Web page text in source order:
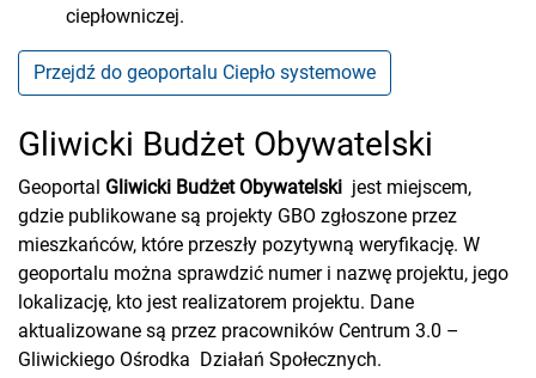
ciepłowniczej.
Przejdź do geoportalu Ciepło systemowe
Gliwicki Budżet Obywatelski
Geoportal Gliwicki Budżet Obywatelski jest miejscem,
gdzie publikowane są projekty GBO zgłoszone przez
mieszkańców, które przeszły pozytywną weryfikację. W
geoportalu można sprawdzić numer i nazwę projektu, jego
lokalizację, kto jest realizatorem projektu. Dane
aktualizowane są przez pracowników Centrum 3.0 –
Gliwickiego Ośrodka Działań Społecznych.